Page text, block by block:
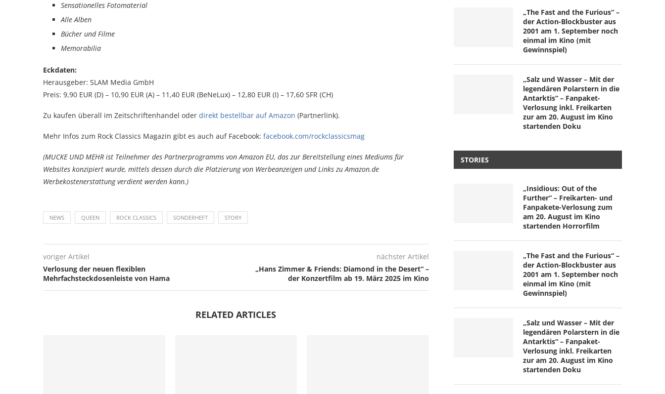
Sensationelles Fotomaterial
Alle Alben
Bücher und Filme
Memorabilia
Eckdaten:
Herausgeber: SLAM Media GmbH
Preis: 9,90 EUR (D) – 10,90 EUR (A) – 11,40 EUR (BeNeLux) – 12,80 EUR (I) – 17,60 SFR (CH)
Zu kaufen überall im Zeitschriftenhandel oder direkt bestellbar auf Amazon (Partnerlink).
Mehr Infos zum Rock Classics Magazin gibt es auch auf Facebook: facebook.com/rockclassicsmag
(MUCKE UND MEHR ist Teilnehmer des Partnerprogramms von Amazon EU, das zur Bereitstellung eines Mediums für
Websites konzipiert wurde, mittels dessen durch die Platzierung von Werbeanzeigen und Links zu Amazon.de
Werbekostenerstattung verdient werden kann.)
NEWS QUEEN ROCK CLASSICS SONDERHEFT STORY
voriger Artikel
Verlosung der neuen flexiblen
Mehrfachsteckdosenleiste von Hama
nächster Artikel
„Hans Zimmer & Friends: Diamond in the Desert“ –
der Konzertfilm ab 19. März 2025 im Kino
RELATED ARTICLES
„The Fast and the Furious“ –
der Action-Blockbuster aus
2001 am 1. September noch
einmal im Kino (mit
Gewinnspiel)
„Salz und Wasser – Mit der
legendären Polarstern in die
Antarktis“ – Fanpaket-
Verlosung inkl. Freikarten
zur am 20. August im Kino
startenden Doku
STORIES
„Insidious: Out of the
Further“ – Freikarten- und
Fanpakete-Verlosung zum
am 20. August im Kino
startenden Horrorfilm
„The Fast and the Furious“ –
der Action-Blockbuster aus
2001 am 1. September noch
einmal im Kino (mit
Gewinnspiel)
„Salz und Wasser – Mit der
legendären Polarstern in die
Antarktis“ – Fanpaket-
Verlosung inkl. Freikarten
zur am 20. August im Kino
startenden Doku